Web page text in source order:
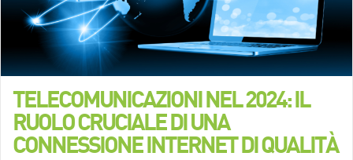
TELECOMUNICAZIONI NEL 2024: IL
RUOLO CRUCIALE DI UNA
CONNESSIONE INTERNET DI QUALITÀ